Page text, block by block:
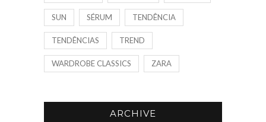
SUN SÉRUM TENDÊNCIA
TENDÊNCIAS TREND
WARDROBE CLASSICS ZARA
ARCHIVE